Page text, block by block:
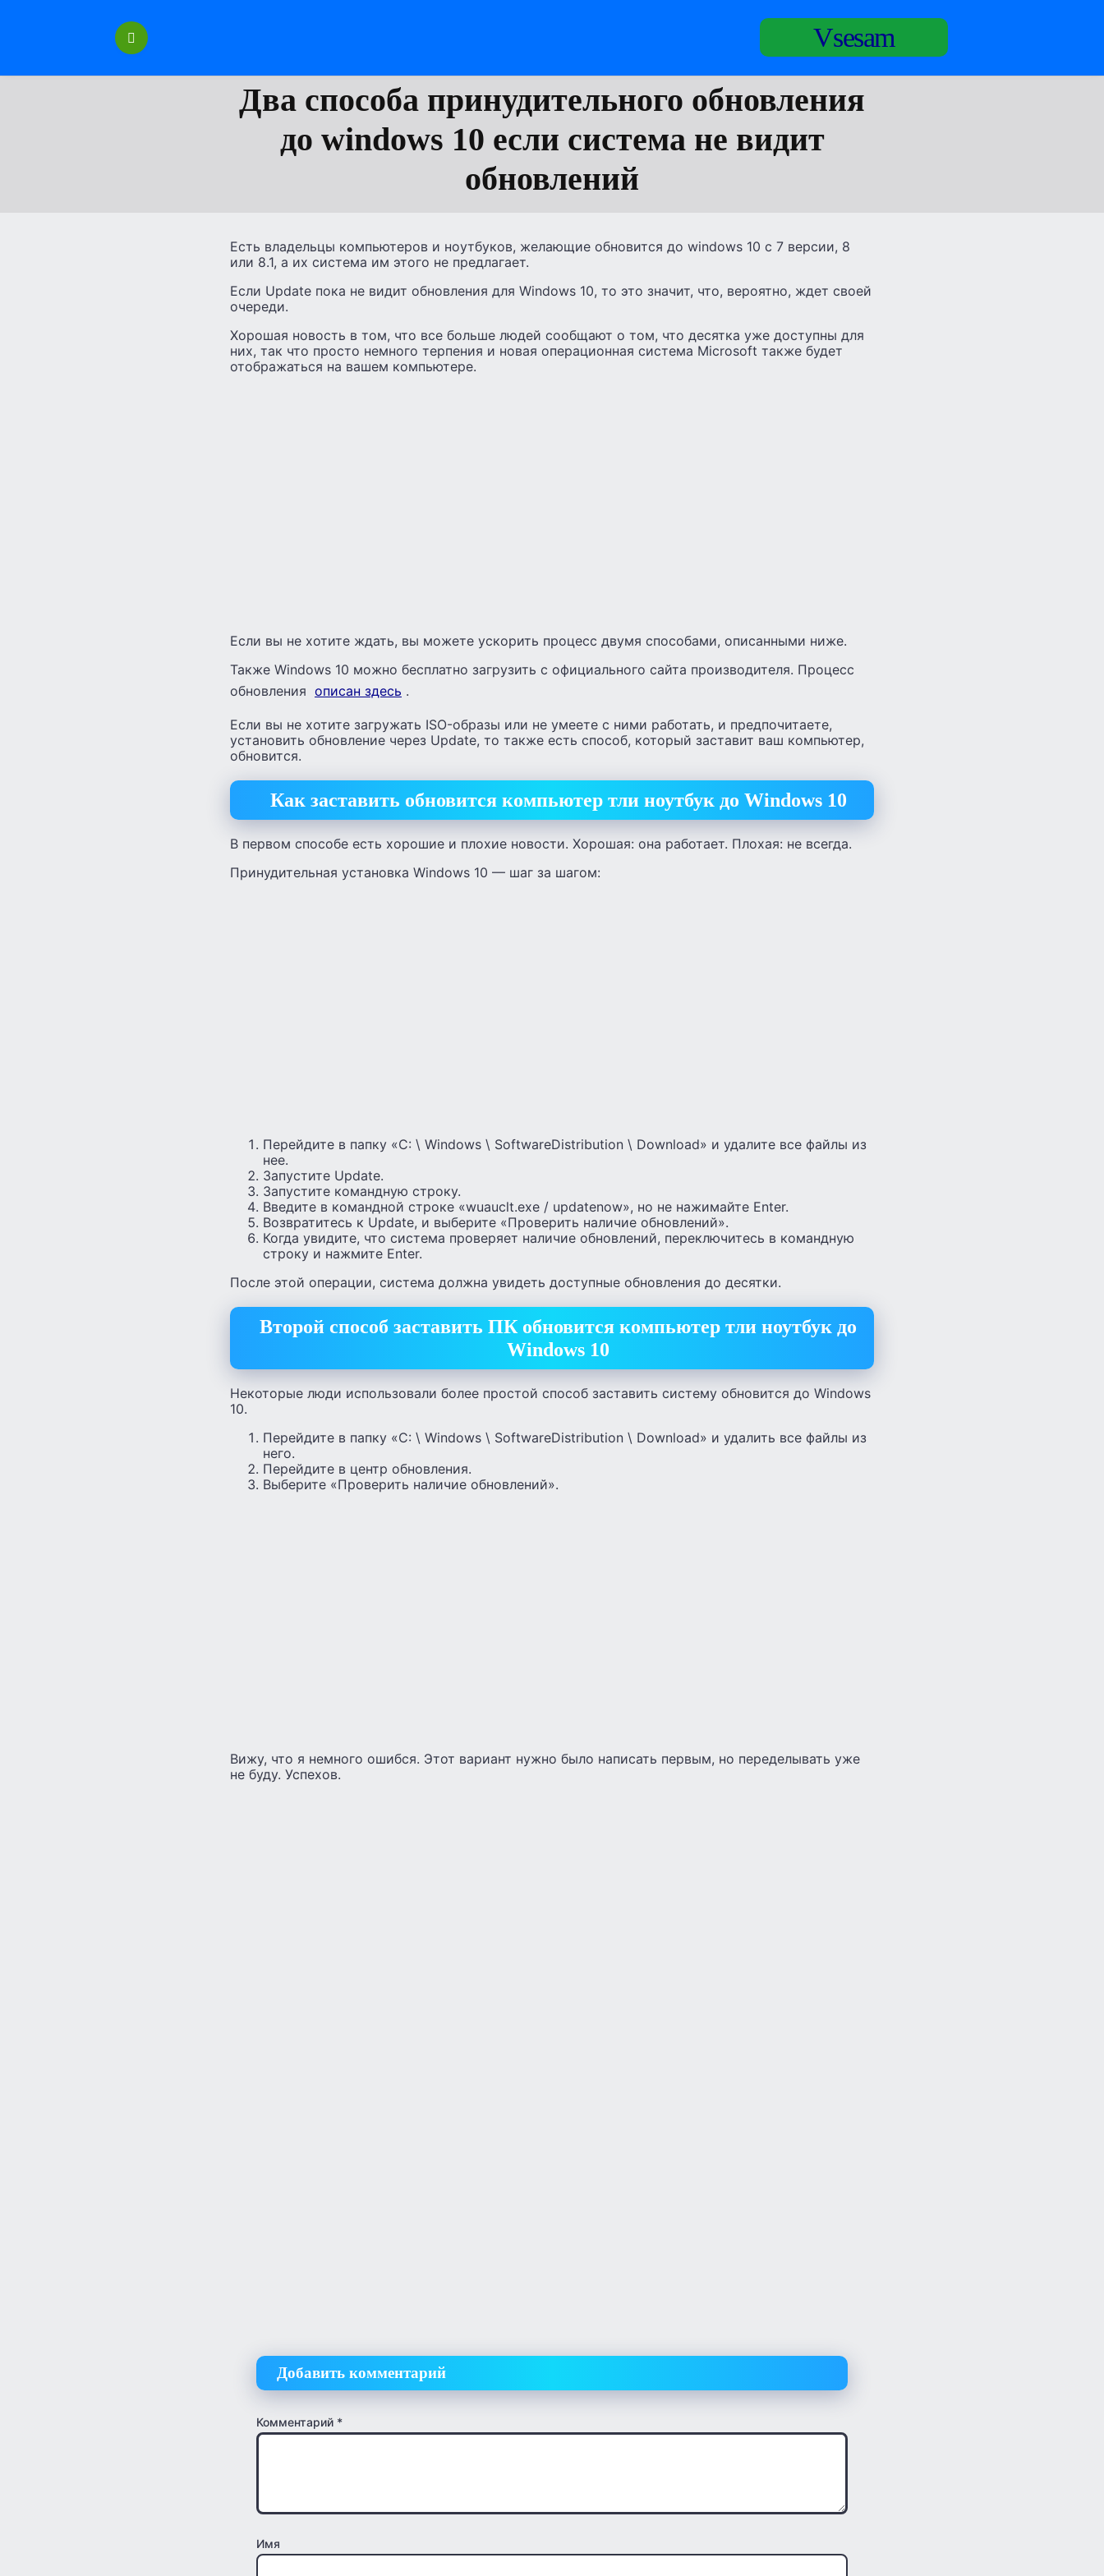
Vsesam
Два способа принудительного обновления
до windows 10 если система не видит
обновлений
Есть владельцы компьютеров и ноутбуков, желающие обновится до windows 10 с 7 версии, 8
или 8.1, а их система им этого не предлагает.
Если Update пока не видит обновления для Windows 10, то это значит, что, вероятно, ждет своей
очереди.
Хорошая новость в том, что все больше людей сообщают о том, что десятка уже доступны для
них, так что просто немного терпения и новая операционная система Microsoft также будет
отображаться на вашем компьютере.
Если вы не хотите ждать, вы можете ускорить процесс двумя способами, описанными ниже.
Также Windows 10 можно бесплатно загрузить с официального сайта производителя. Процесс
обновления описан здесь .
Если вы не хотите загружать ISO-образы или не умеете с ними работать, и предпочитаете,
установить обновление через Update, то также есть способ, который заставит ваш компьютер,
обновится.
Как заставить обновится компьютер тли ноутбук до Windows 10
В первом способе есть хорошие и плохие новости. Хорошая: она работает. Плохая: не всегда.
Принудительная установка Windows 10 — шаг за шагом:
Перейдите в папку «C: \ Windows \ SoftwareDistribution \ Download» и удалите все файлы из
нее.
Запустите Update.
Запустите командную строку.
Введите в командной строке «wuauclt.exe / updatenow», но не нажимайте Enter.
Возвратитесь к Update, и выберите «Проверить наличие обновлений».
Когда увидите, что система проверяет наличие обновлений, переключитесь в командную
строку и нажмите Enter.
После этой операции, система должна увидеть доступные обновления до десятки.
Второй способ заставить ПК обновится компьютер тли ноутбук до
Windows 10
Некоторые люди использовали более простой способ заставить систему обновится до Windows
10.
Перейдите в папку «C: \ Windows \ SoftwareDistribution \ Download» и удалить все файлы из
него.
Перейдите в центр обновления.
Выберите «Проверить наличие обновлений».
Вижу, что я немного ошибся. Этот вариант нужно было написать первым, но переделывать уже
не буду. Успехов.
Добавить комментарий
Комментарий *
Имя